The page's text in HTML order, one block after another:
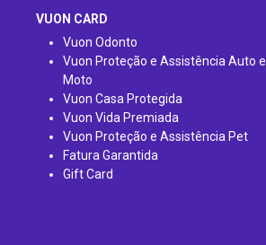
VUON CARD
Vuon Odonto
Vuon Proteção e Assistência Auto e
Moto
Vuon Casa Protegida
Vuon Vida Premiada
Vuon Proteção e Assistência Pet
Fatura Garantida
Gift Card